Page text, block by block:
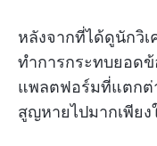
หลังจากที่ได้ดูนักวิ
ทำการกระทบยอด
แพลตฟอร์มที่แตกต่
สูญหายไปมากเพียง